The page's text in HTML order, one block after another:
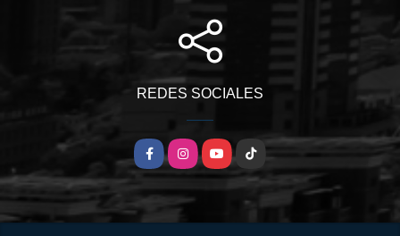
REDES SOCIALES
FacebookInstagramYouTube
TikTok